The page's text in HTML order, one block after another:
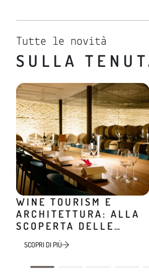
Tutte le novità
SULLA
WINE TOURISM E
ARCHITETTURA: ALLA
SCOPERTA DELLE
CANTINE DI DESIGN
SCOPRI DI PIÙ